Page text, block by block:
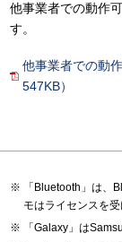
他事業者での動作
す。
他事業者での動
547KB）
「Bluetooth」は、
モはライセンスを受
「Galaxy」は